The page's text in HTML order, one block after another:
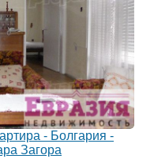
- Болгария -
Загора